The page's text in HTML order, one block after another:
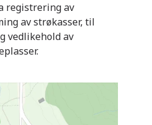
registrering av
av strøkasser, til
vedlikehold av